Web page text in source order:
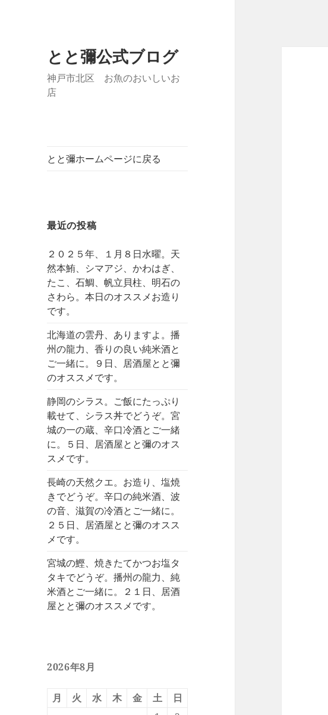
とと彌公式ブログ
神戸市北区 お魚のおいしいお
店
とと彌ホームページに戻る
最近の投稿
２０２５年、１月８日水曜。天
然本鮪、シマアジ、かわはぎ、
たこ、石鯛、帆立貝柱、明石の
さわら。本日のオススメお造り
です。
北海道の雲丹、ありますよ。播
州の龍力、香りの良い純米酒と
ご一緒に。９日、居酒屋とと彌
のオススメです。
静岡のシラス。ご飯にたっぷり
載せて、シラス丼でどうぞ。宮
城の一の蔵、辛口冷酒とご一緒
に。５日、居酒屋とと彌のオス
スメです。
長崎の天然クエ。お造り、塩焼
きでどうぞ。辛口の純米酒、波
の音、滋賀の冷酒とご一緒に。
２５日、居酒屋とと彌のオスス
メです。
宮城の鰹、焼きたてかつお塩タ
タキでどうぞ。播州の龍力、純
米酒とご一緒に。２１日、居酒
屋とと彌のオススメです。
2026年8月
月 火 水 木 金 土
日